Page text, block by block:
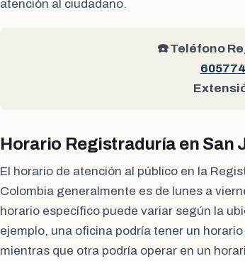
atención al ciudadano.
☎️ Teléfono
Horario Registraduría en San
El horario de atención al público en la
Colombia generalmente es de lunes a
horario específico puede variar según la
ejemplo, una oficina podría tener un
mientras que otra podría operar en un